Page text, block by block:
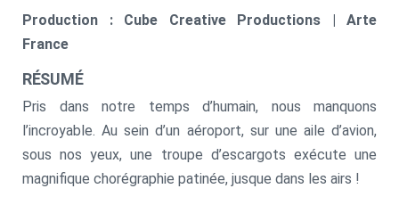
Production : Cube Creative Productions | Arte
France
RÉSUMÉ
Pris dans notre temps d’humain, nous manquons
l’incroyable. Au sein d’un aéroport, sur une aile d’avion,
sous nos yeux, une troupe d’escargots exécute une
magnifique chorégraphie patinée, jusque dans les airs !